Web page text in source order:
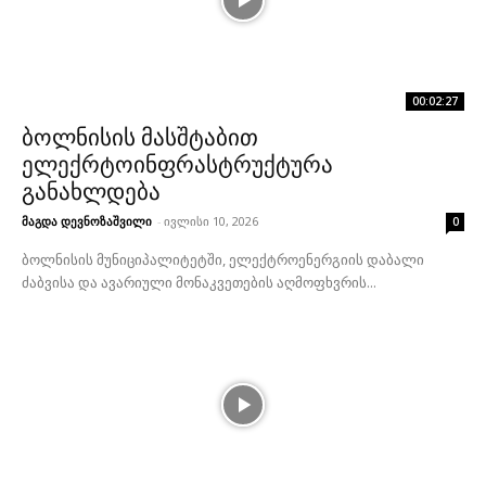
00:02:27
ბოლნისის მასშტაბით
ელექრტოინფრასტრუქტურა
განახლდება
მაგდა დევნოზაშვილი - ივლისი 10, 2026 0
ბოლნისის მუნიციპალიტეტში, ელექტროენერგიის დაბალი
ძაბვისა და ავარიული მონაკვეთების აღმოფხვრის...